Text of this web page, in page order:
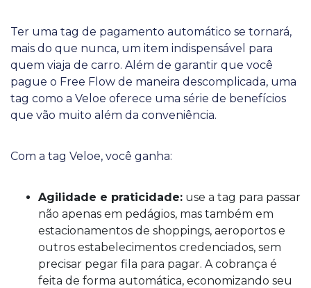
Ter uma tag de pagamento automático se tornará,
mais do que nunca, um item indispensável para
quem viaja de carro. Além de garantir que você
pague o Free Flow de maneira descomplicada, uma
tag como a Veloe oferece uma série de benefícios
que vão muito além da conveniência.
Com a tag Veloe, você ganha:
Agilidade e praticidade: use a tag para passar
não apenas em pedágios, mas também em
estacionamentos de shoppings, aeroportos e
outros estabelecimentos credenciados, sem
precisar pegar fila para pagar. A cobrança é
feita de forma automática, economizando seu